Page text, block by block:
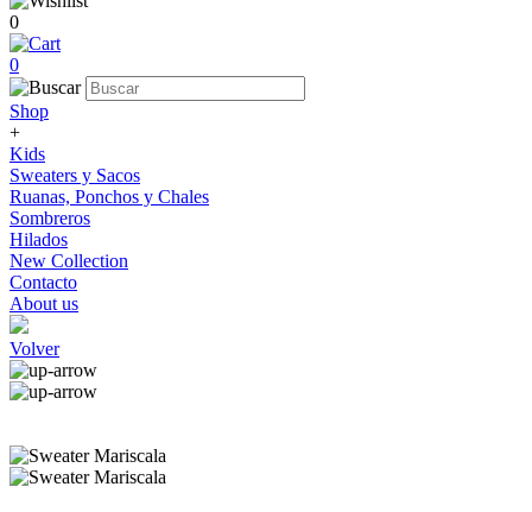
0
0
Shop
+
Kids
Sweaters y Sacos
Ruanas, Ponchos y Chales
Sombreros
Hilados
New Collection
Contacto
About us
Volver